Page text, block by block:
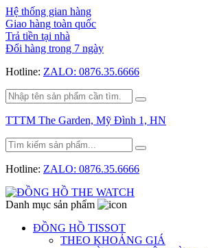
Hệ thống gian hàng
Giao hàng toàn quốc
Trả tiền tại nhà
Đổi hàng trong 7 ngày
Hotline: ZALO: 0876.35.6666
TTTM The Garden, Mỹ Đình 1, HN
Hotline: ZALO: 0876.35.6666
Danh mục sản phẩm
ĐỒNG HỒ TISSOT
THEO KHOẢNG GIÁ